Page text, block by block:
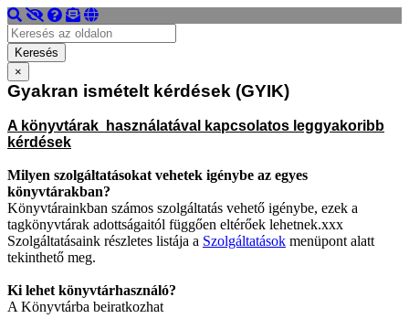
×
Gyakran ismételt kérdések (GYIK)
A könyvtárak használatával kapcsolatos leggyakoribb
kérdések
Milyen szolgáltatásokat vehetek igénybe az egyes
könyvtárakban?
Könyvtárainkban számos szolgáltatás vehető igénybe, ezek a
tagkönyvtárak adottságaitól függően eltérőek lehetnek.xxx
Szolgáltatásaink részletes listája a Szolgáltatások menüpont alatt
tekinthető meg.
Ki lehet könyvtárhasználó?
A Könyvtárba beiratkozhat